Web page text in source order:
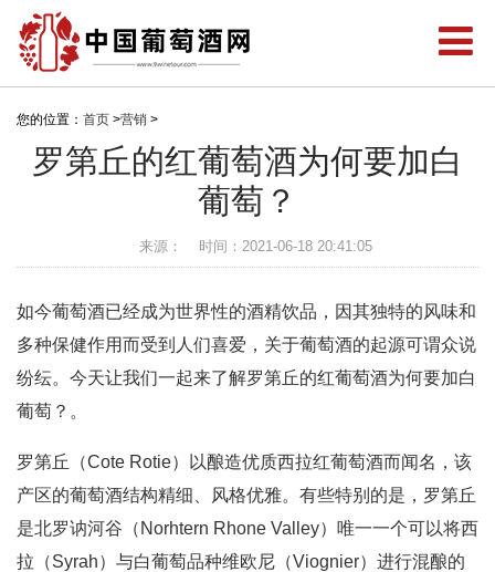
您的位置： 首页 >营销 >
罗第丘的红葡萄酒为何要加白
葡萄？
来源： 时间：2021-06-18 20:41:05
如今葡萄酒已经成为世界性的酒精饮品，因其独特的风味和
多种保健作用而受到人们喜爱，关于葡萄酒的起源可谓众说
纷纭。今天让我们一起来了解罗第丘的红葡萄酒为何要加白
葡萄？。
罗第丘（Cote Rotie）以酿造优质西拉红葡萄酒而闻名，该
产区的葡萄酒结构精细、风格优雅。有些特别的是，罗第丘
是北罗讷河谷（Norhtern Rhone Valley）唯一一个可以将西
拉（Syrah）与白葡萄品种维欧尼（Viognier）进行混酿的